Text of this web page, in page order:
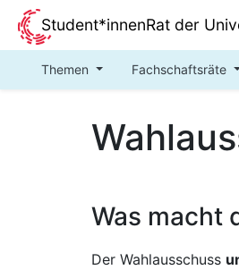
Student*innenRat der
Themen Fachschaftsräte
Was macht
Der Wahlausschuss